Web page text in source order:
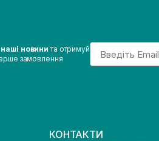
новини та отримуй
замовлення
Email
КОНТАКТИ